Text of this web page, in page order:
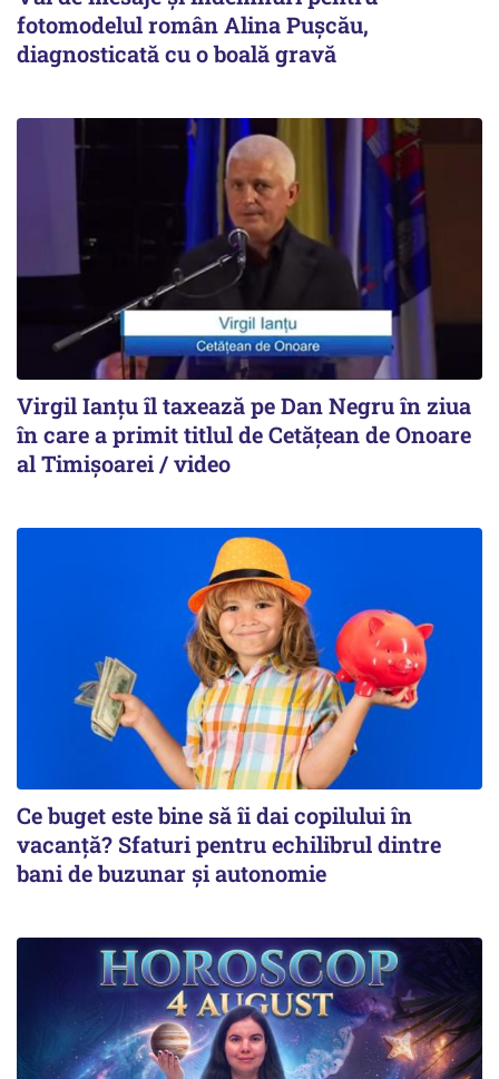
fotomodelul român Alina Pușcău,
diagnosticată cu o boală gravă
Virgil Ianțu îl taxează pe Dan Negru în ziua
în care a primit titlul de Cetățean de Onoare
al Timișoarei / video
Ce buget este bine să îi dai copilului în
vacanță? Sfaturi pentru echilibrul dintre
bani de buzunar și autonomie